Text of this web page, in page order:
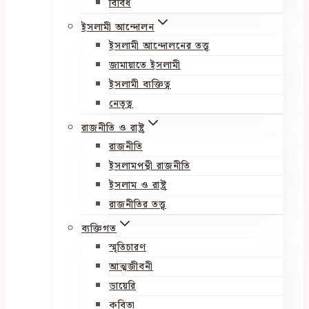
বিবিধ
ইসলামী আন্দোলন
ইসলামী আন্দোলনের তত্ত্ব
জামায়াতে ইসলামী
ইসলামী ব্যক্তিত্ব
নেতৃত্ব
রাজনীতি ও রাষ্ট্র
রাজনীতি
ইসলামপন্থী রাজনীতি
ইসলাম ও রাষ্ট্র
রাজনীতির তত্ত্ব
ব্যক্তিগত
স্মৃতিচারণ
আত্মজীবনী
ডায়েরি
কবিতা